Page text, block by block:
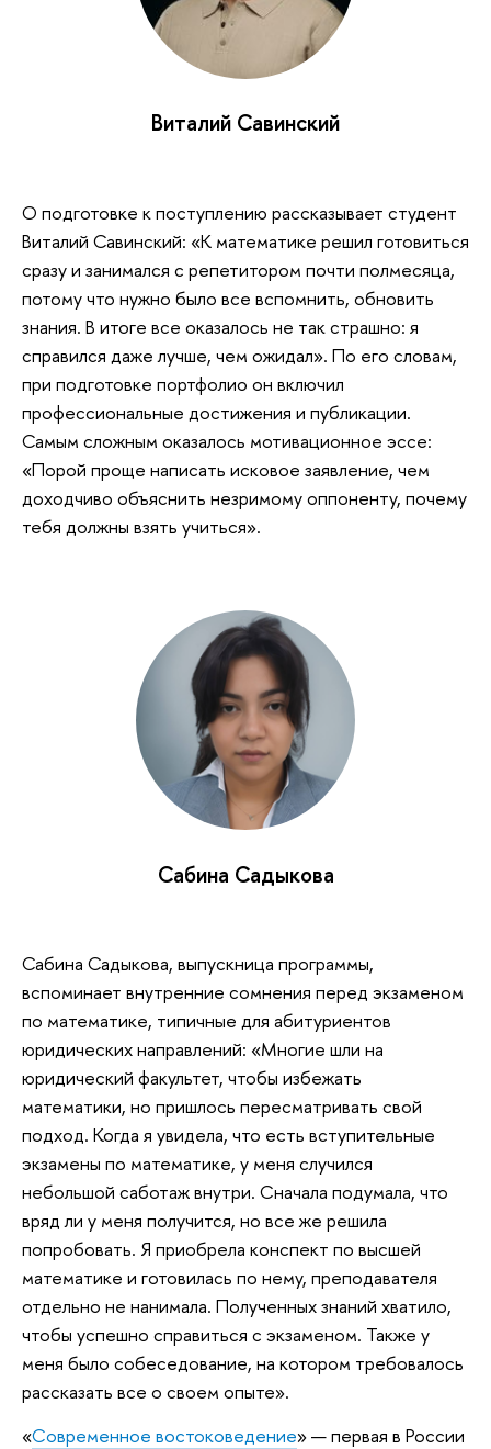
Виталий Савинский
О подготовке к поступлению рассказывает студент
Виталий Савинский: «К математике решил готовиться
сразу и занимался с репетитором почти полмесяца,
потому что нужно было все вспомнить, обновить
знания. В итоге все оказалось не так страшно: я
справился даже лучше, чем ожидал». По его словам,
при подготовке портфолио он включил
профессиональные достижения и публикации.
Самым сложным оказалось мотивационное эссе:
«Порой проще написать исковое заявление, чем
доходчиво объяснить незримому оппоненту, почему
тебя должны взять учиться».
Сабина Садыкова
Сабина Садыкова, выпускница программы,
вспоминает внутренние сомнения перед экзаменом
по математике, типичные для абитуриентов
юридических направлений: «Многие шли на
юридический факультет, чтобы избежать
математики, но пришлось пересматривать свой
подход. Когда я увидела, что есть вступительные
экзамены по математике, у меня случился
небольшой саботаж внутри. Сначала подумала, что
вряд ли у меня получится, но все же решила
попробовать. Я приобрела конспект по высшей
математике и готовилась по нему, преподавателя
отдельно не нанимала. Полученных знаний хватило,
чтобы успешно справиться с экзаменом. Также у
меня было собеседование, на котором требовалось
рассказать все о своем опыте».
«Современное востоковедение» — первая в России